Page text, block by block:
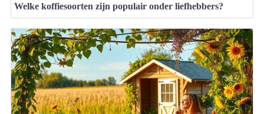
Welke koffiesoorten zijn populair onder liefhebbers?